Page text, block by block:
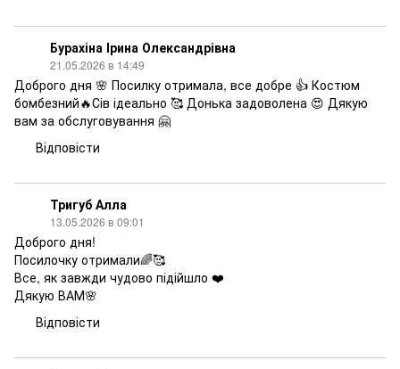
Бурахіна Ірина Олександрівна
21.05.2026 в 14:49
Доброго дня 🌸 Посилку отримала, все добре 👍 Костюм
бомбезний🔥Сів ідеально 🥰 Донька задоволена 😍 Дякую
вам за обслуговування 🤗
Відповісти
Тригуб Алла
13.05.2026 в 09:01
Доброго дня!
Посилочку отримали🌈🥰
Все, як завжди чудово підійшло ❤️
Дякую ВАМ🌸
Відповісти